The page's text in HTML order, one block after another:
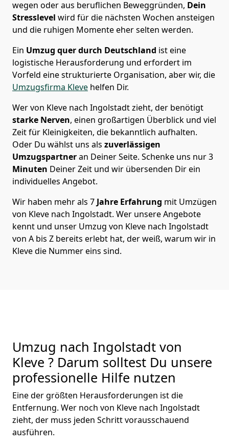
wegen oder aus beruflichen Beweggründen, Dein
Stresslevel wird für die nächsten Wochen ansteigen
und die ruhigen Momente eher selten werden.
Ein Umzug quer durch Deutschland ist eine
logistische Herausforderung und erfordert im
Vorfeld eine strukturierte Organisation, aber wir, die
Umzugsfirma Kleve helfen Dir.
Wer von Kleve nach Ingolstadt zieht, der benötigt
starke Nerven, einen großartigen Überblick und viel
Zeit für Kleinigkeiten, die bekanntlich aufhalten.
Oder Du wählst uns als zuverlässigen
Umzugspartneran Deiner Seite. Schenke uns nur3
Minuten Deiner Zeit und wir übersenden Dir ein
individuelles Angebot.
Wir haben mehr als 7 Jahre Erfahrung mit Umzügen
von Kleve nach Ingolstadt. Wer unsere Angebote
kennt und unser Umzug von Kleve nach Ingolstadt
von A bis Z bereits erlebt hat, der weiß, warum wir in
Kleve die Nummer eins sind.
Umzug nach Ingolstadt von
Kleve ? Darum solltest Du unsere
professionelle Hilfe nutzen
Eine der größten Herausforderungen ist die
Entfernung. Wer noch von Kleve nach Ingolstadt
zieht, der muss jeden Schritt vorausschauend
ausführen.